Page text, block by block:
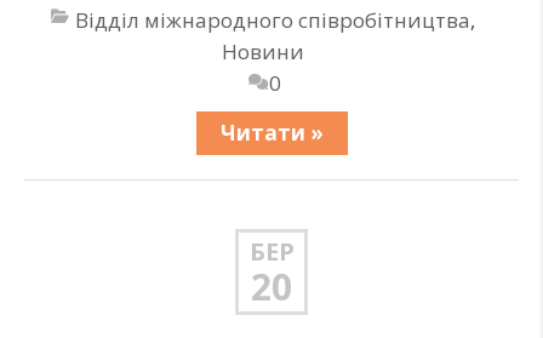
Відділ міжнародного співробітництва,
Новини
0
Читати »
БЕР
20